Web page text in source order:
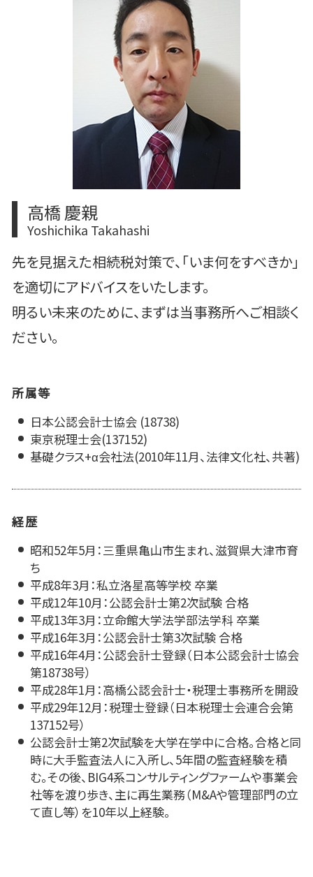
m&aとは メリット
m&a メリット デメリット
m&a 株式譲渡
中央区 相続対策
豊島区 相続対策
中央区 事業承継
高橋 慶親
Yoshichika Takahashi
先を見据えた相続税対策で、「いま何をすべきか」
を適切にアドバイスをいたします。
明るい未来のために、まずは当事務所へご相談く
ださい。
所属等
日本公認会計士協会 (18738)
東京税理士会(137152)
基礎クラス+α会社法(2010年11月、法律文化社、共著)
経歴
昭和52年5月：三重県亀山市生まれ、滋賀県大津市育
ち
平成8年3月：私立洛星高等学校 卒業
平成12年10月：公認会計士第2次試験 合格
平成13年3月：立命館大学法学部法学科 卒業
平成16年3月：公認会計士第3次試験 合格
平成16年4月：公認会計士登録（日本公認会計士協会
第18738号）
平成28年1月：高橋公認会計士・税理士事務所を開設
平成29年12月：税理士登録（日本税理士会連合会第
137152号）
公認会計士第2次試験を大学在学中に合格。合格と同
時に大手監査法人に入所し、5年間の監査経験を積
む。その後、BIG4系コンサルティングファームや事業会
社等を渡り歩き、主に再生業務（M&Aや管理部門の立
て直し等）を10年以上経験。